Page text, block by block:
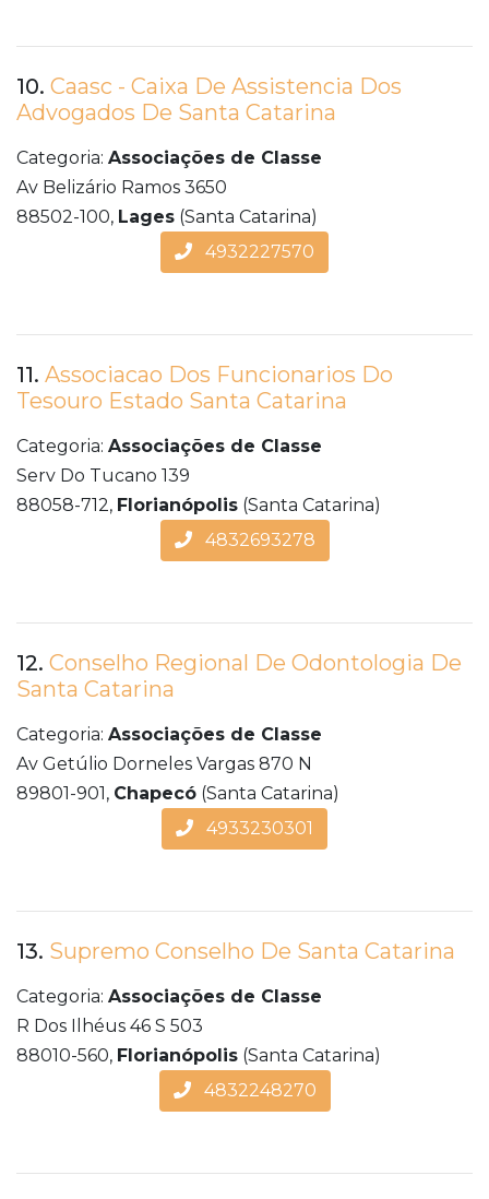
10. Caasc - Caixa De Assistencia Dos
Advogados De Santa Catarina
Categoria: Associações de Classe
Av Belizário Ramos 3650
88502-100, Lages (Santa Catarina)
4932227570
11. Associacao Dos Funcionarios Do
Tesouro Estado Santa Catarina
Categoria: Associações de Classe
Serv Do Tucano 139
88058-712, Florianópolis (Santa Catarina)
4832693278
12. Conselho Regional De Odontologia De
Santa Catarina
Categoria: Associações de Classe
Av Getúlio Dorneles Vargas 870 N
89801-901, Chapecó (Santa Catarina)
4933230301
13. Supremo Conselho De Santa Catarina
Categoria: Associações de Classe
R Dos Ilhéus 46 S 503
88010-560, Florianópolis (Santa Catarina)
4832248270